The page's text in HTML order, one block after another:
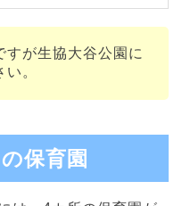
すが生協大谷公園に
。
保育園